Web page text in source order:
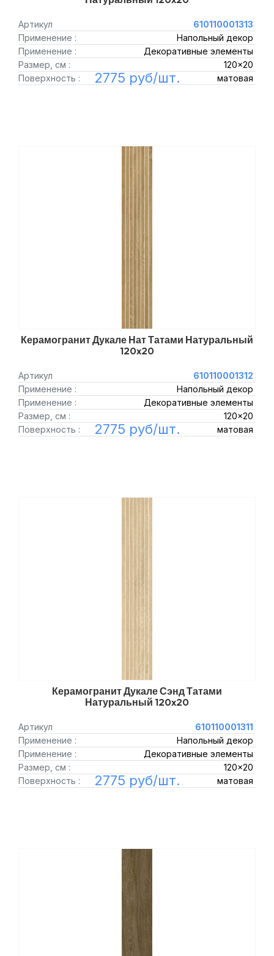
Артикул
610110001313
Применение :
Напольный декор
Применение :
Декоративные элементы
Размер, см :
120x20
Поверхность :
матовая
2775 руб/шт.
Керамогранит Дукале Нат Татами Натуральный
120x20
Артикул
610110001312
Применение :
Напольный декор
Применение :
Декоративные элементы
Размер, см :
120x20
Поверхность :
матовая
2775 руб/шт.
Керамогранит Дукале Сэнд Татами
Натуральный 120x20
Артикул
610110001311
Применение :
Напольный декор
Применение :
Декоративные элементы
Размер, см :
120x20
Поверхность :
матовая
2775 руб/шт.